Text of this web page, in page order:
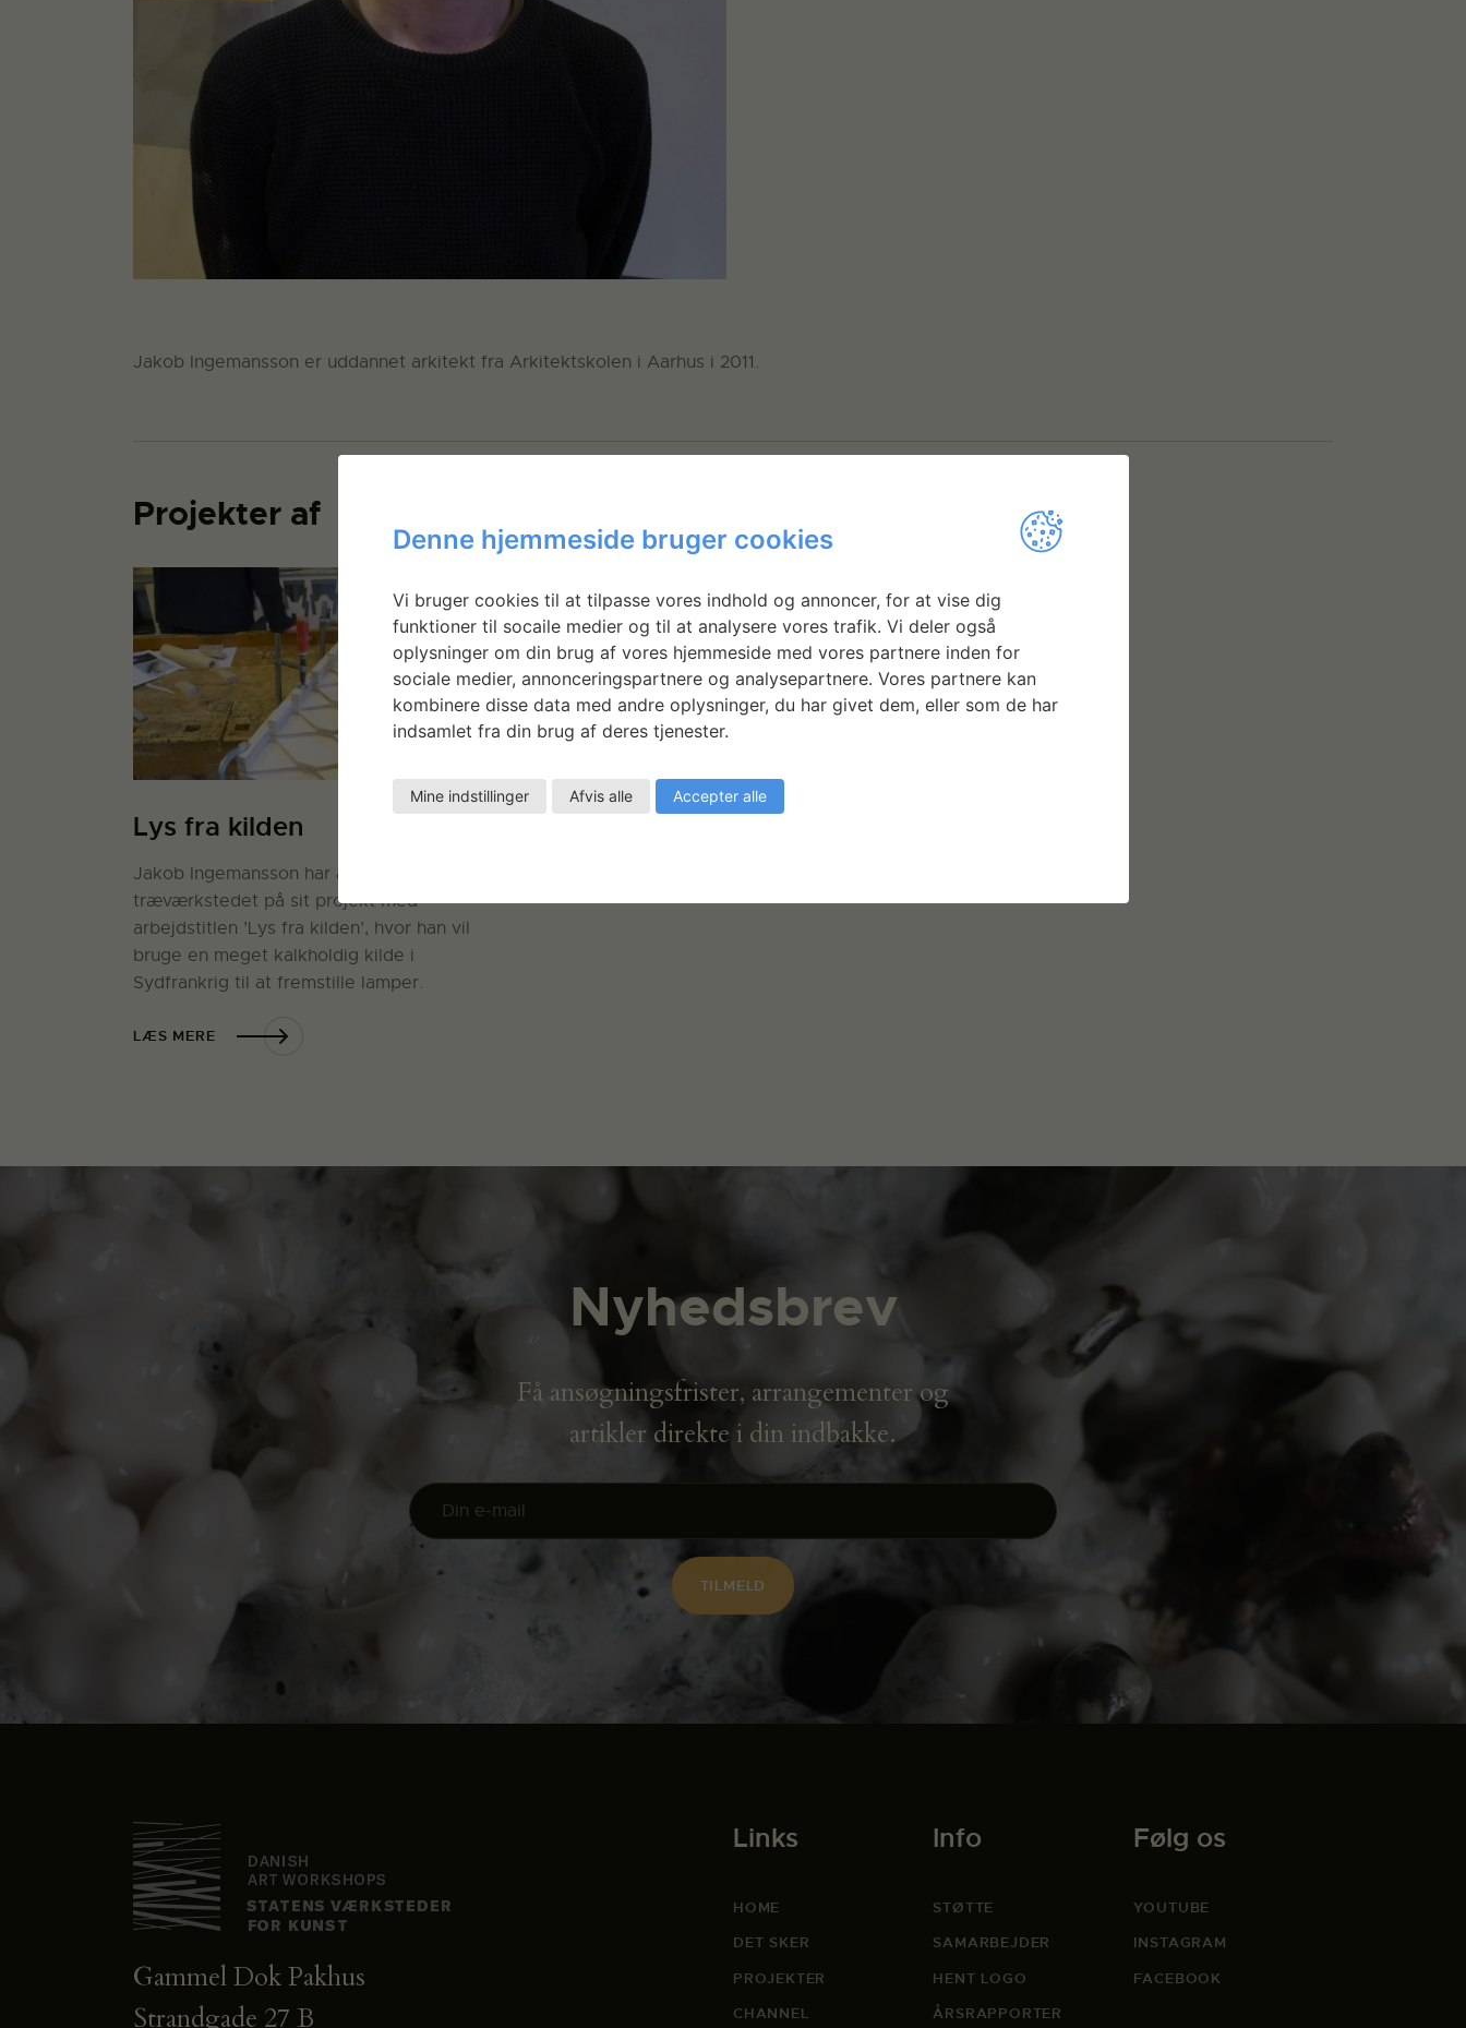
Jakob Ingemansson er uddannet arkitekt fra Arkitektskolen i Aarhus i 2011.
Projekter af
Lys fra kilden
Jakob Ingemansson har arbejdet i
træværkstedet på sit projekt med
arbejdstitlen ’Lys fra kilden’, hvor han vil
bruge en meget kalkholdig kilde i
Sydfrankrig til at fremstille lamper.
LÆS MERE
Nyhedsbrev
Få ansøgningsfrister, arrangementer og
artikler direkte i din indbakke.
Gammel Dok Pakhus
Strandgade 27 B
Links
HOME
DET SKER
PROJEKTER
CHANNEL
Info
STØTTE
SAMARBEJDER
HENT LOGO
ÅRSRAPPORTER
Følg os
YOUTUBE
INSTAGRAM
FACEBOOK
Denne hjemmeside bruger cookies
Vi bruger cookies til at tilpasse vores indhold og annoncer, for at vise dig
funktioner til socaile medier og til at analysere vores trafik. Vi deler også
oplysninger om din brug af vores hjemmeside med vores partnere inden for
sociale medier, annonceringspartnere og analysepartnere. Vores partnere kan
kombinere disse data med andre oplysninger, du har givet dem, eller som de har
indsamlet fra din brug af deres tjenester.
Mine indstillinger Afvis alle Accepter alle